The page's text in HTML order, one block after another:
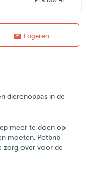
Logeren
dierenoppas in de
meer te doen op
moeten. Petbnb
zorg over voor de